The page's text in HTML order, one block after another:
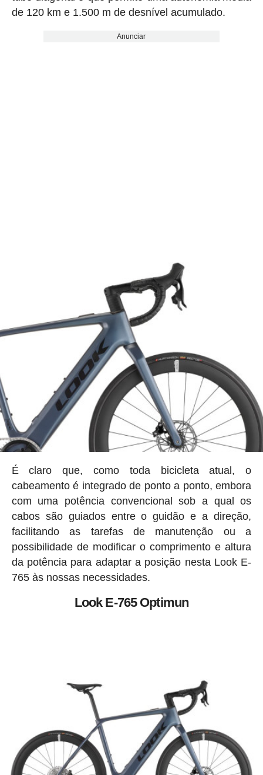
de 120 km e 1.500 m de desnível acumulado.
Anunciar
É claro que, como toda bicicleta atual, o
cabeamento é integrado de ponto a ponto, embora
com uma potência convencional sob a qual os
cabos são guiados entre o guidão e a direção,
facilitando as tarefas de manutenção ou a
possibilidade de modificar o comprimento e altura
da potência para adaptar a posição nesta Look E-
765 às nossas necessidades.
Look E-765 Optimun